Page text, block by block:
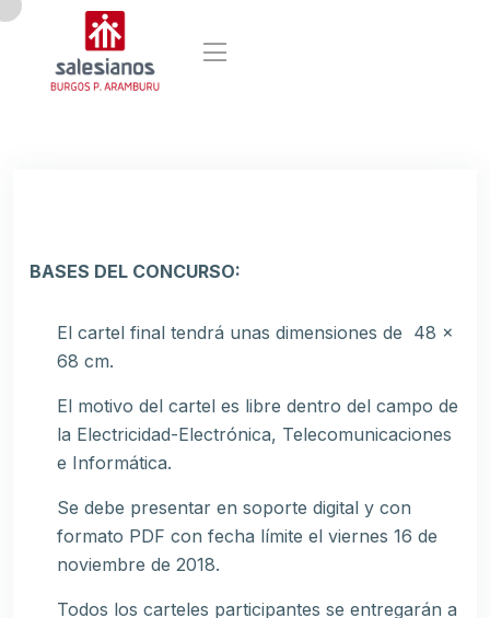
BASES DEL CONCURSO:
El cartel final tendrá unas dimensiones de 48 x
68 cm.
El motivo del cartel es libre dentro del campo de
la Electricidad-Electrónica, Telecomunicaciones
e Informática.
Se debe presentar en soporte digital y con
formato PDF con fecha límite el viernes 16 de
noviembre de 2018.
Todos los carteles participantes se entregarán a